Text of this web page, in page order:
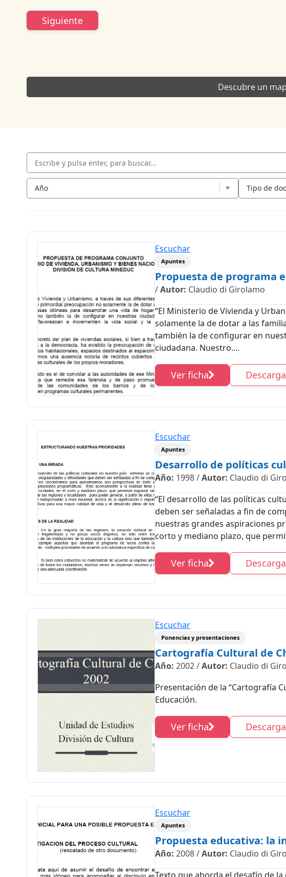
Siguiente
Descubre un
Escuchar
Apuntes
Propuesta de programa
/Autor: Claudio di Girolamo
“El Ministerio de Vivienda y
solamente la de dotar a las
también la de configurar en
ciudadana. Nuestro....
Ver ficha
Escuchar
Apuntes
Desarrollo de políticas
Año: 1998/Autor: Claudio di
“El desarrollo de las políticas
deben ser señaladas a fin de
nuestras grandes aspiraciones
corto y mediano plazo, que
Ver ficha
Escuchar
Ponencias y presentaciones
Cartografía Cultural de
Año: 2002/Autor: Claudio di
Presentación de la “Cartografía
Educación.
Ver ficha
Escuchar
Apuntes
Propuesta educativa: la
Año: 2008/Autor: Claudio di